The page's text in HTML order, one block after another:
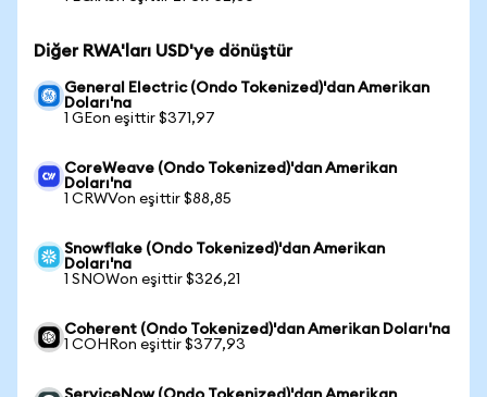
Diğer RWA'ları USD'ye dönüştür
General Electric (Ondo Tokenized)'dan Amerikan
Doları'na
1 GEon eşittir $371,97
CoreWeave (Ondo Tokenized)'dan Amerikan
Doları'na
1 CRWVon eşittir $88,85
Snowflake (Ondo Tokenized)'dan Amerikan
Doları'na
1 SNOWon eşittir $326,21
Coherent (Ondo Tokenized)'dan Amerikan Doları'na
1 COHRon eşittir $377,93